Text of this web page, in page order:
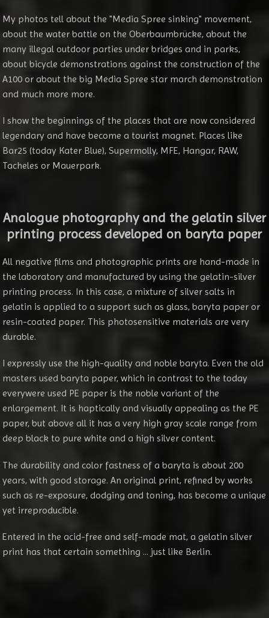
My photos tell about the "Media Spree sinking" movement,
about the water battle on the Oberbaumbrücke, about the
many illegal outdoor parties under bridges and in parks,
about bicycle demonstrations against the construction of the
A100 or about the big Media Spree star march demonstration
and much more more.
I show the beginnings of the places that are now considered
legendary and have become a tourist magnet. Places like
Bar25 (today Kater Blue), Supermolly, MFE, Hangar, RAW,
Tacheles or Mauerpark.
Analogue photography and the gelatin silver
printing process developed on baryta paper
All negative films and photographic prints are hand-made in
the laboratory and manufactured by using the gelatin-silver
printing process. In this case, a mixture of silver salts in
gelatin is applied to a support such as glass, baryta paper or
resin-coated paper. This photosensitive materials are very
durable.
I expressly use the high-quality and noble baryta. Even the old
masters used baryta paper, which in contrast to the today
everywere used PE paper is the noble variant of the
enlargement. It is haptically and visually appealing as the PE
paper, but above all it has a very high gray scale range from
deep black to pure white and a high silver content.
The durability and color fastness of a baryta is about 200
years, with good storage. An original print, refined by works
such as re-exposure, dodging and toning, has become a unique
yet irreproducible.
Entered in the acid-free and self-made mat, a gelatin silver
print has that certain something ... just like Berlin.